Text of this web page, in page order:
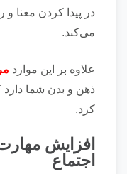
در پیدا کردن معنا
می‌کند.
علاوه بر این موارد
ذهن و بدن شما دارد
کرد.
افزایش
اجتماع